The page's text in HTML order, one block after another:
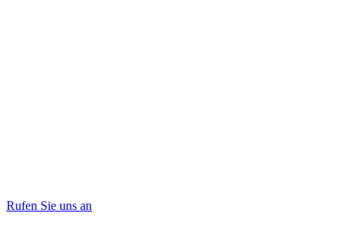
Rufen Sie uns an